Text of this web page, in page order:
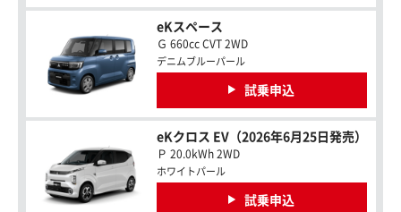
eKスペース
Ｇ 660cc CVT 2WD
デニムブルーパール
試乗申込
eKクロス EV（2026年6月25日発売）
Ｐ 20.0kWh 2WD
ホワイトパール
試乗申込